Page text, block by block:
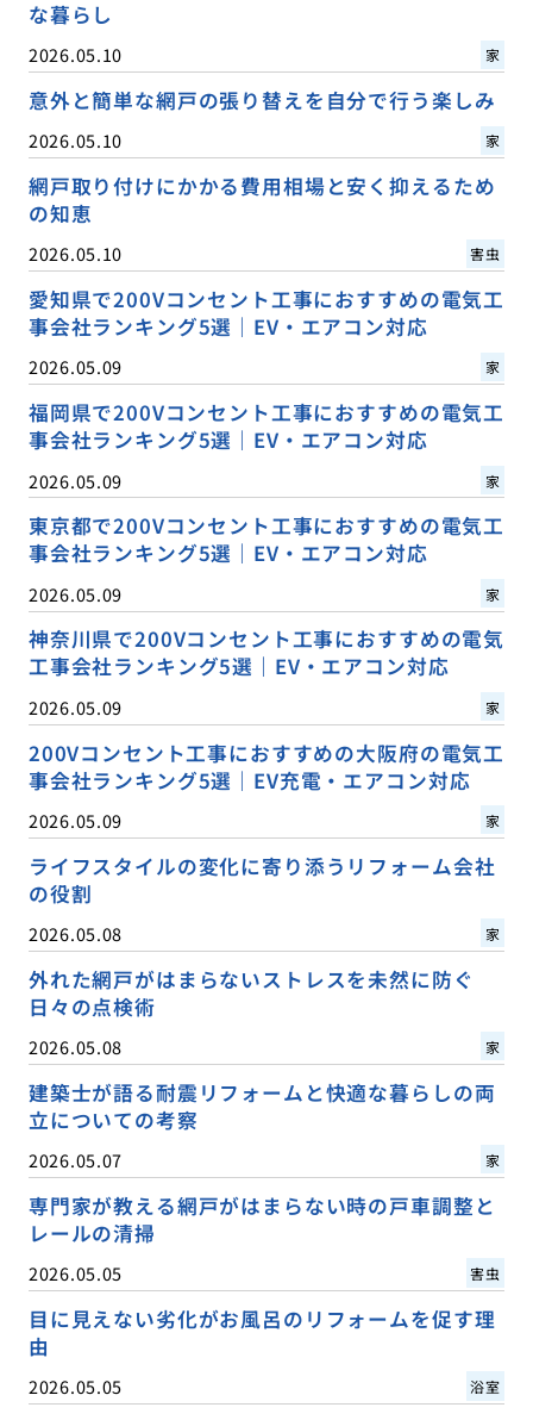
な暮らし
2026.05.10 家
意外と簡単な網戸の張り替えを自分で行う楽しみ
2026.05.10 家
網戸取り付けにかかる費用相場と安く抑えるため
の知恵
2026.05.10 害虫
愛知県で200Vコンセント工事におすすめの電気工
事会社ランキング5選｜EV・エアコン対応
2026.05.09 家
福岡県で200Vコンセント工事におすすめの電気工
事会社ランキング5選｜EV・エアコン対応
2026.05.09 家
東京都で200Vコンセント工事におすすめの電気工
事会社ランキング5選｜EV・エアコン対応
2026.05.09 家
神奈川県で200Vコンセント工事におすすめの電気
工事会社ランキング5選｜EV・エアコン対応
2026.05.09 家
200Vコンセント工事におすすめの大阪府の電気工
事会社ランキング5選｜EV充電・エアコン対応
2026.05.09 家
ライフスタイルの変化に寄り添うリフォーム会社
の役割
2026.05.08 家
外れた網戸がはまらないストレスを未然に防ぐ
日々の点検術
2026.05.08 家
建築士が語る耐震リフォームと快適な暮らしの両
立についての考察
2026.05.07 家
専門家が教える網戸がはまらない時の戸車調整と
レールの清掃
2026.05.05 害虫
目に見えない劣化がお風呂のリフォームを促す理
由
2026.05.05 浴室